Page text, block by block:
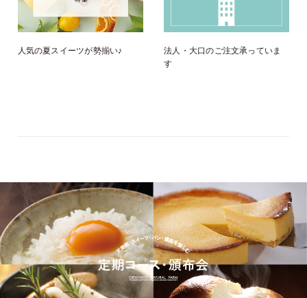
人気の夏スイーツが勢揃い♪
法人・大口のご注文承っていま
す